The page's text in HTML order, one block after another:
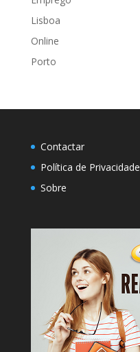
Lisboa
Online
Porto
Contactar
Política de Privacidade
Sobre